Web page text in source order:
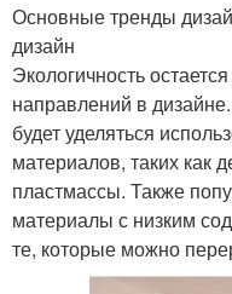
Основные тренды
дизайн
Экологичность
направлений в
будет уделяться
материалов, таких как
пластмассы. Также
материалы с низким
те, которые можно